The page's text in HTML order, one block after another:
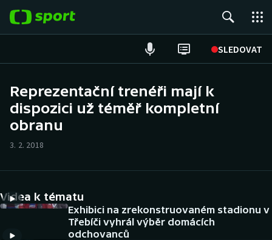
SLEDOVAT
Hokej
Cyklistika
DALŠÍ SPORTY
Reprezentační trenéři mají k
dispozici už téměř kompletní
obranu
3. 2. 2018
Videa k tématu
Exhibici na zrekonstruovaném stadionu v
Třebíči vyhrál výběr domácích
odchovanců